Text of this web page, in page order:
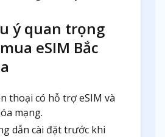
ý quan trọng
eSIM Bắc
thoại có hỗ trợ eSIM và
mạng.
dẫn cài đặt trước khi